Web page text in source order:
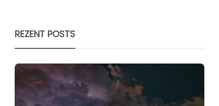
REZENT POSTS